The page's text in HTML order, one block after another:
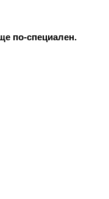
по-специален.